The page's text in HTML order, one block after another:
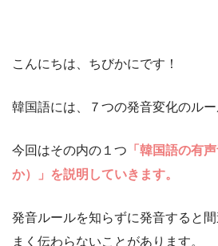
こんにちは、ちびかにです！
韓国語には、７つの発音変化のルー
今回はその内の１つ 「韓国語の有
か）」を説明していきます。
発音ルールを知らずに発音すると
まく伝わらないことがあります。